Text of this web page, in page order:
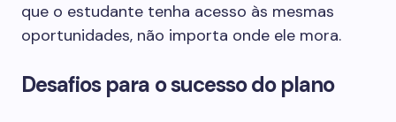
que o estudante tenha acesso às mesmas
oportunidades, não importa onde ele mora.
Desafios para o sucesso do plano